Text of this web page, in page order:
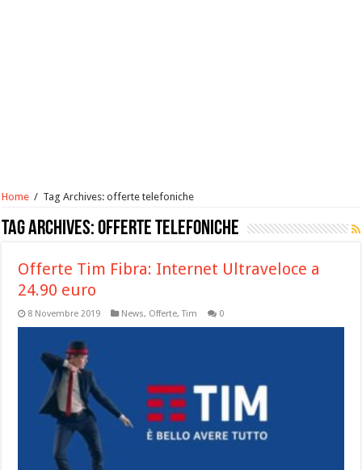
Home / Tag Archives: offerte telefoniche
Tag Archives:offerte telefoniche
Offerte Tim Fibra: Internet Ultraveloce a
24.90 euro
8 Novembre 2019 News, Offerte,Tim 0